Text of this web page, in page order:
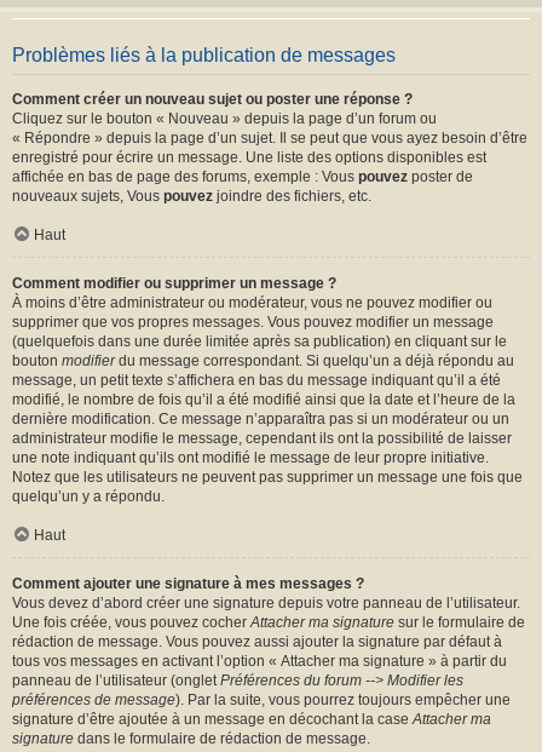
Problèmes liés à la publication de messages
Comment créer un nouveau sujet ou poster une réponse ?
Cliquez sur le bouton « Nouveau » depuis la page d’un forum ou
« Répondre » depuis la page d’un sujet. Il se peut que vous ayez besoin d’être
enregistré pour écrire un message. Une liste des options disponibles est
affichée en bas de page des forums, exemple : Vous pouvez poster de
nouveaux sujets, Vous pouvez joindre des fichiers, etc.
Haut
Comment modifier ou supprimer un message ?
À moins d’être administrateur ou modérateur, vous ne pouvez modifier ou
supprimer que vos propres messages. Vous pouvez modifier un message
(quelquefois dans une durée limitée après sa publication) en cliquant sur le
bouton modifierdu message correspondant. Si quelqu’un a déjà répondu au
message, un petit texte s’affichera en bas du message indiquant qu’il a été
modifié, le nombre de fois qu’il a été modifié ainsi que la date et l’heure de la
dernière modification. Ce message n’apparaîtra pas si un modérateur ou un
administrateur modifie le message, cependant ils ont la possibilité de laisser
une note indiquant qu’ils ont modifié le message de leur propre initiative.
Notez que les utilisateurs ne peuvent pas supprimer un message une fois que
quelqu’un y a répondu.
Haut
Comment ajouter une signature à mes messages ?
Vous devez d’abord créer une signature depuis votre panneau de l’utilisateur.
Une fois créée, vous pouvez cocherAttacher ma signature sur le formulaire de
rédaction de message. Vous pouvez aussi ajouter la signature par défaut à
tous vos messages en activant l’option « Attacher ma signature » à partir du
panneau de l’utilisateur (ongletPréférences du forum --> Modifier les
préférences de message). Par la suite, vous pourrez toujours empêcher une
signature d’être ajoutée à un message en décochant la caseAttacher ma
signature dans le formulaire de rédaction de message.